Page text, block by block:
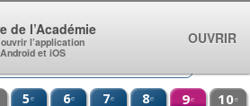
5e 6e 7e 8e 9e 10e
de l’Académie
l’application
et iOS
OUVRIR